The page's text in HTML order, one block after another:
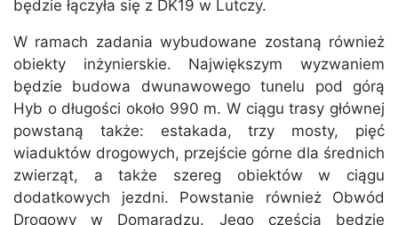
będzie łączyła się z DK19 w Lutczy.
W ramach zadania wybudowane zostaną również
obiekty inżynierskie. Największym wyzwaniem
będzie budowa dwunawowego tunelu pod górą
Hyb o długości około 990 m. W ciągu trasy głównej
powstaną także: estakada, trzy mosty, pięć
wiaduktów drogowych, przejście górne dla średnich
zwierząt, a także szereg obiektów w ciągu
dodatkowych jezdni. Powstanie również Obwód
Drogowy w Domaradzu. Jego częścią będzie